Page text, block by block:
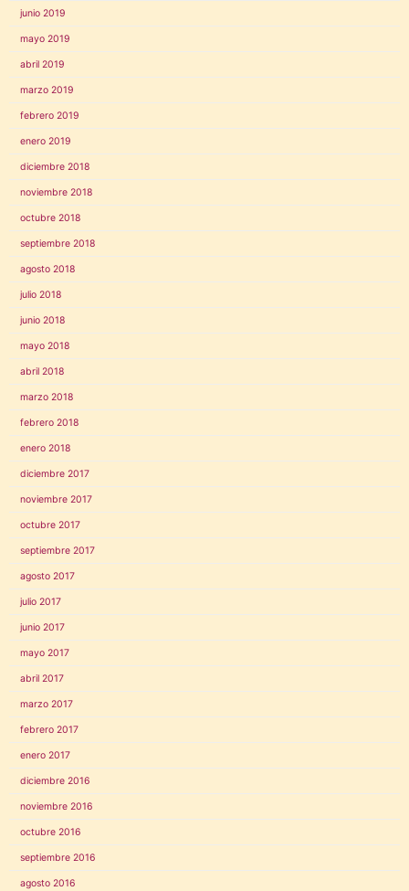
junio 2019
mayo 2019
abril 2019
marzo 2019
febrero 2019
enero 2019
diciembre 2018
noviembre 2018
octubre 2018
septiembre 2018
agosto 2018
julio 2018
junio 2018
mayo 2018
abril 2018
marzo 2018
febrero 2018
enero 2018
diciembre 2017
noviembre 2017
octubre 2017
septiembre 2017
agosto 2017
julio 2017
junio 2017
mayo 2017
abril 2017
marzo 2017
febrero 2017
enero 2017
diciembre 2016
noviembre 2016
octubre 2016
septiembre 2016
agosto 2016